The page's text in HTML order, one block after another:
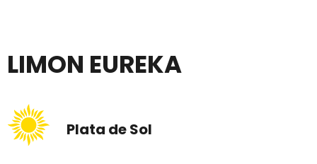
LIMON EUREKA
Plata de Sol